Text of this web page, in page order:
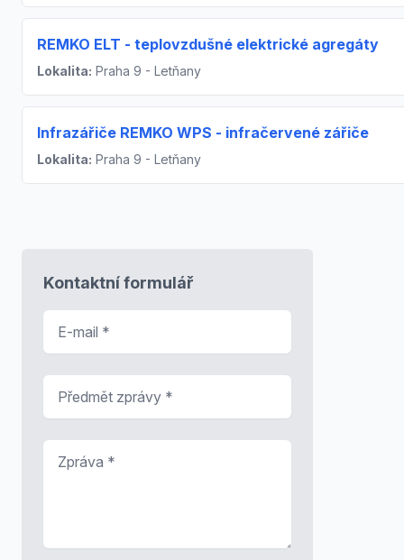
REMKO ELT - teplovzdušné elektrické agregáty
Lokalita: Praha 9 - Letňany
Infrazářiče REMKO WPS - infračervené zářiče
Lokalita: Praha 9 - Letňany
Kontaktní formulář